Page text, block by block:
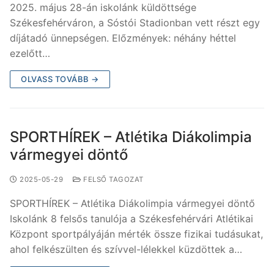
2025. május 28-án iskolánk küldöttsége
Székesfehérváron, a Sóstói Stadionban vett részt egy
díjátadó ünnepségen. Előzmények: néhány héttel
ezelőtt…
OLVASS TOVÁBB →
SPORTHÍREK – Atlétika Diákolimpia
vármegyei döntő
2025-05-29 FELSŐ TAGOZAT
SPORTHÍREK – Atlétika Diákolimpia vármegyei döntő
Iskolánk 8 felsős tanulója a Székesfehérvári Atlétikai
Központ sportpályáján mérték össze fizikai tudásukat,
ahol felkészülten és szívvel-lélekkel küzdöttek a…